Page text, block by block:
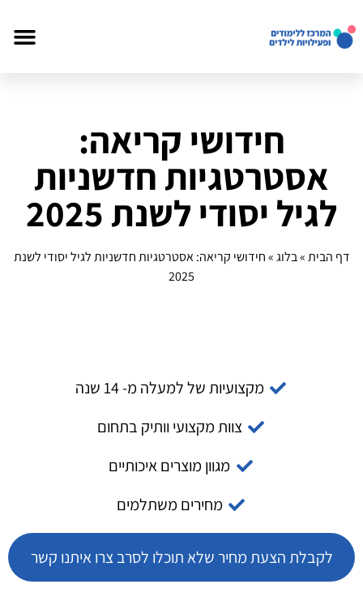
חידושי קריאה:
אסטרטגיות חדשניות
לגיל יסודי לשנת 2025
דף הבית»בלוג»חידושי קריאה: אסטרטגיות חדשניות לגיל יסודי לשנת
2025
מקצועיות של למעלה מ- 14 שנה
צוות מקצועי וותיק בתחום
מגוון מוצרים איכותיים
מחירים משתלמים
לקבלת הצעת מחיר שלא תוכלו לסרב צרו איתנו קשר